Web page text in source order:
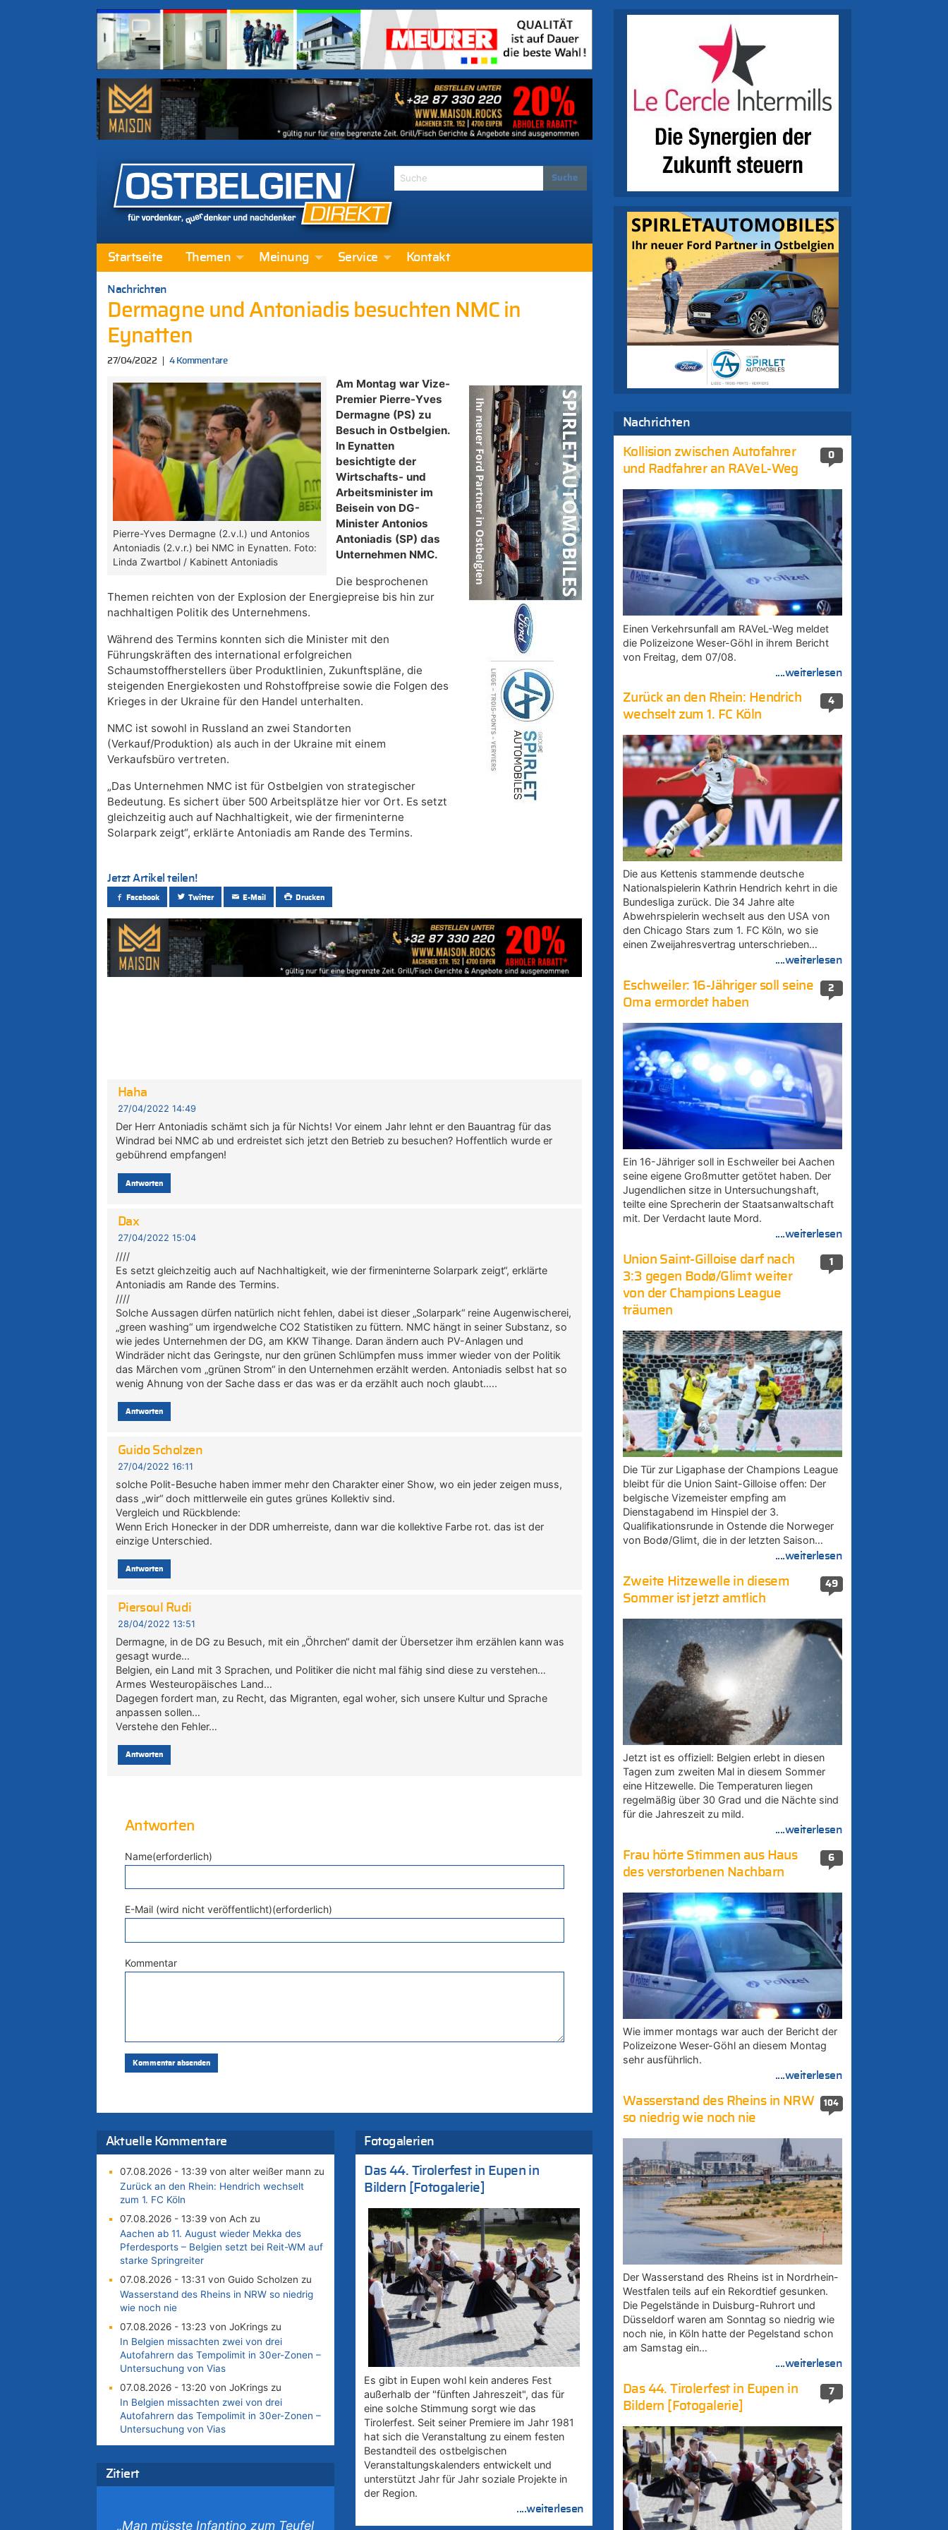
Startseite Themen Meinung Service Kontakt
Nachrichten
Dermagne und Antoniadis besuchten NMC in
Eynatten
27/04/2022 4 Kommentare
Pierre-Yves Dermagne (2.v.l.) und Antonios
Antoniadis (2.v.r.) bei NMC in Eynatten. Foto:
Linda Zwartbol / Kabinett Antoniadis
Am Montag war Vize-
Premier Pierre-Yves
Dermagne (PS) zu
Besuch in Ostbelgien.
In Eynatten
besichtigte der
Wirtschafts- und
Arbeitsminister im
Beisein von DG-
Minister Antonios
Antoniadis (SP) das
Unternehmen NMC.
Die besprochenen
Themen reichten von der Explosion der Energiepreise bis hin zur
nachhaltigen Politik des Unternehmens.
Während des Termins konnten sich die Minister mit den
Führungskräften des international erfolgreichen
Schaumstoffherstellers über Produktlinien, Zukunftspläne, die
steigenden Energiekosten und Rohstoffpreise sowie die Folgen des
Krieges in der Ukraine für den Handel unterhalten.
NMC ist sowohl in Russland an zwei Standorten
(Verkauf/Produktion) als auch in der Ukraine mit einem
Verkaufsbüro vertreten.
„Das Unternehmen NMC ist für Ostbelgien von strategischer
Bedeutung. Es sichert über 500 Arbeitsplätze hier vor Ort. Es setzt
gleichzeitig auch auf Nachhaltigkeit, wie der firmeninterne
Solarpark zeigt“, erklärte Antoniadis am Rande des Termins.
Jetzt Artikel teilen!
Facebook Twitter E-Mail Drucken
Haha
27/04/2022 14:49
Der Herr Antoniadis schämt sich ja für Nichts! Vor einem Jahr lehnt er den Bauantrag für das
Windrad bei NMC ab und erdreistet sich jetzt den Betrieb zu besuchen? Hoffentlich wurde er
gebührend empfangen!
Antworten
Dax
27/04/2022 15:04
////
Es setzt gleichzeitig auch auf Nachhaltigkeit, wie der firmeninterne Solarpark zeigt“, erklärte
Antoniadis am Rande des Termins.
////
Solche Aussagen dürfen natürlich nicht fehlen, dabei ist dieser „Solarpark“ reine Augenwischerei,
„green washing“ um irgendwelche CO2 Statistiken zu füttern. NMC hängt in seiner Substanz, so
wie jedes Unternehmen der DG, am KKW Tihange. Daran ändern auch PV-Anlagen und
Windräder nicht das Geringste, nur den grünen Schlümpfen muss immer wieder von der Politik
das Märchen vom „grünen Strom“ in den Unternehmen erzählt werden. Antoniadis selbst hat so
wenig Ahnung von der Sache dass er das was er da erzählt auch noch glaubt…..
Antworten
Guido Scholzen
27/04/2022 16:11
solche Polit-Besuche haben immer mehr den Charakter einer Show, wo ein jeder zeigen muss,
dass „wir“ doch mittlerweile ein gutes grünes Kollektiv sind.
Vergleich und Rückblende:
Wenn Erich Honecker in der DDR umherreiste, dann war die kollektive Farbe rot. das ist der
einzige Unterschied.
Antworten
Piersoul Rudi
28/04/2022 13:51
Dermagne, in de DG zu Besuch, mit ein „Öhrchen“ damit der Übersetzer ihm erzählen kann was
gesagt wurde…
Belgien, ein Land mit 3 Sprachen, und Politiker die nicht mal fähig sind diese zu verstehen…
Armes Westeuropäisches Land…
Dagegen fordert man, zu Recht, das Migranten, egal woher, sich unsere Kultur und Sprache
anpassen sollen…
Verstehe den Fehler…
Antworten
Antworten
Name(erforderlich)
E-Mail (wird nicht veröffentlicht)(erforderlich)
Kommentar
Aktuelle Kommentare
07.08.2026 - 13:39 von alter weißer mann zu
Zurück an den Rhein: Hendrich wechselt
zum 1. FC Köln
07.08.2026 - 13:39 von Ach zu
Aachen ab 11. August wieder Mekka des
Pferdesports – Belgien setzt bei Reit-WM auf
starke Springreiter
07.08.2026 - 13:31 von Guido Scholzen zu
Wasserstand des Rheins in NRW so niedrig
wie noch nie
07.08.2026 - 13:23 von JoKrings zu
In Belgien missachten zwei von drei
Autofahrern das Tempolimit in 30er-Zonen –
Untersuchung von Vias
07.08.2026 - 13:20 von JoKrings zu
In Belgien missachten zwei von drei
Autofahrern das Tempolimit in 30er-Zonen –
Untersuchung von Vias
07.08.2026 - 13:04 von Kein Raser zu
In Belgien missachten zwei von drei
Autofahrern das Tempolimit in 30er-Zonen –
Untersuchung von Vias
In Belgien missachten zwei von drei
Zitiert
„Man müsste Infantino zum Teufel
Fotogalerien
Das 44. Tirolerfest in Eupen in
Bildern [Fotogalerie]
Es gibt in Eupen wohl kein anderes Fest
außerhalb der "fünften Jahreszeit", das für
eine solche Stimmung sorgt wie das
Tirolerfest. Seit seiner Premiere im Jahr 1981
hat sich die Veranstaltung zu einem festen
Bestandteil des ostbelgischen
Veranstaltungskalenders entwickelt und
unterstützt Jahr für Jahr soziale Projekte in
der Region.
....weiterlesen
Nachrichten
0
Kollision zwischen Autofahrer
und Radfahrer an RAVeL-Weg
Einen Verkehrsunfall am RAVeL-Weg meldet
die Polizeizone Weser-Göhl in ihrem Bericht
von Freitag, dem 07/08.
....weiterlesen
4
Zurück an den Rhein: Hendrich
wechselt zum 1. FC Köln
Die aus Kettenis stammende deutsche
Nationalspielerin Kathrin Hendrich kehrt in die
Bundesliga zurück. Die 34 Jahre alte
Abwehrspielerin wechselt aus den USA von
den Chicago Stars zum 1. FC Köln, wo sie
einen Zweijahresvertrag unterschrieben…
....weiterlesen
2
Eschweiler: 16-Jähriger soll seine
Oma ermordet haben
Ein 16-Jähriger soll in Eschweiler bei Aachen
seine eigene Großmutter getötet haben. Der
Jugendlichen sitze in Untersuchungshaft,
teilte eine Sprecherin der Staatsanwaltschaft
mit. Der Verdacht laute Mord.
....weiterlesen
1
Union Saint-Gilloise darf nach
3:3 gegen Bodø/Glimt weiter
von der Champions League
träumen
Die Tür zur Ligaphase der Champions League
bleibt für die Union Saint-Gilloise offen: Der
belgische Vizemeister empfing am
Dienstagabend im Hinspiel der 3.
Qualifikationsrunde in Ostende die Norweger
von Bodø/Glimt, die in der letzten Saison…
....weiterlesen
49
Zweite Hitzewelle in diesem
Sommer ist jetzt amtlich
Jetzt ist es offiziell: Belgien erlebt in diesen
Tagen zum zweiten Mal in diesem Sommer
eine Hitzewelle. Die Temperaturen liegen
regelmäßig über 30 Grad und die Nächte sind
für die Jahreszeit zu mild.
....weiterlesen
6
Frau hörte Stimmen aus Haus
des verstorbenen Nachbarn
Wie immer montags war auch der Bericht der
Polizeizone Weser-Göhl an diesem Montag
sehr ausführlich.
....weiterlesen
104
Wasserstand des Rheins in NRW
so niedrig wie noch nie
Der Wasserstand des Rheins ist in Nordrhein-
Westfalen teils auf ein Rekordtief gesunken.
Die Pegelstände in Duisburg-Ruhrort und
Düsseldorf waren am Sonntag so niedrig wie
noch nie, in Köln hatte der Pegelstand schon
am Samstag ein…
....weiterlesen
7
Das 44. Tirolerfest in Eupen in
Bildern [Fotogalerie]